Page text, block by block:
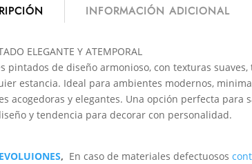
INFORMACIÓN ADICIONAL
ELEGANTE Y ATEMPORAL
pintados de diseño armonioso, con texturas
estancia. Ideal para ambientes modernos,
acogedoras y elegantes. Una opción perfecta para
y tendencia para decorar con personalidad.
, En caso de materiales defectuosos